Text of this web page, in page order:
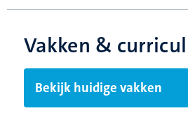
Vakken &
Bekijk huidige vakken